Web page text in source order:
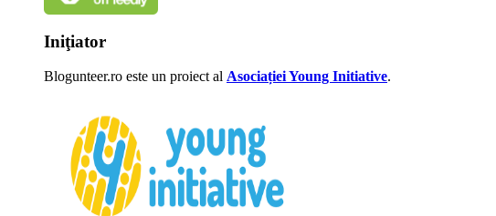
Iniţiator
Blogunteer.ro este un proiect al Asociației Young Initiative.